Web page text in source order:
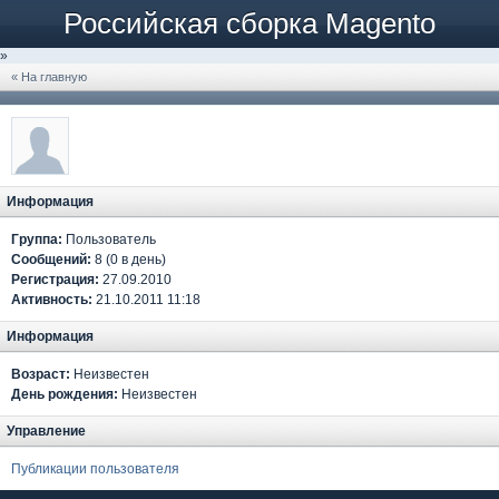
Российская сборка Magento
»
« На главную
Информация
Группа: Пользователь
Сообщений: 8 (0 в день)
Регистрация: 27.09.2010
Активность: 21.10.2011 11:18
Информация
Возраст: Неизвестен
День рождения: Неизвестен
Управление
Публикации пользователя